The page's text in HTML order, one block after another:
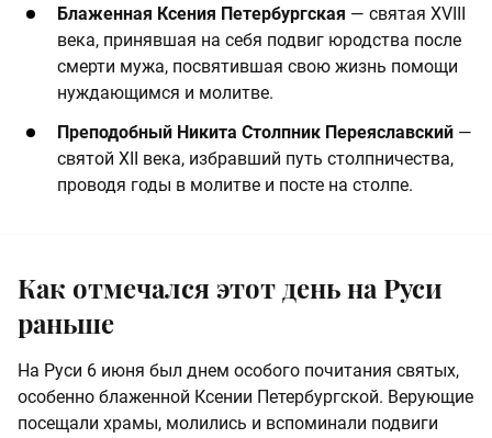
Блаженная Ксения Петербургская — святая XVIII
века, принявшая на себя подвиг юродства после
смерти мужа, посвятившая свою жизнь помощи
нуждающимся и молитве.
Преподобный Никита Столпник Переяславский —
святой XII века, избравший путь столпничества,
проводя годы в молитве и посте на столпе.
Как отмечался этот день на Руси
раньше
На Руси 6 июня был днем особого почитания святых,
особенно блаженной Ксении Петербургской. Верующие
посещали храмы, молились и вспоминали подвиги